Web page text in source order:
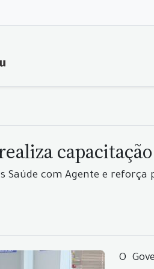
Saúde com Agente e
O